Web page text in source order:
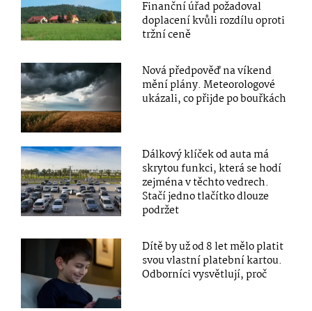
Finanční úřad požadoval
doplacení kvůli rozdílu oproti
tržní ceně
Nová předpověď na víkend
mění plány. Meteorologové
ukázali, co přijde po bouřkách
Dálkový klíček od auta má
skrytou funkci, která se hodí
zejména v těchto vedrech.
Stačí jedno tlačítko dlouze
podržet
Dítě by už od 8 let mělo platit
svou vlastní platební kartou.
Odborníci vysvětlují, proč